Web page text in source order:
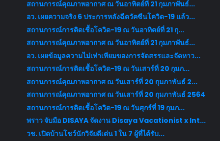
สถานการณ์คุณภาพอากาศ ณ วันอาทิตย์ที่ 21 กุมภาพันธ์...
อว. เผยความจริง 6 ประการหลังฉีดวัคซีนโควิด-19 แล้ว...
สถานการณ์การติดเชื้อโควิด-19 ณ วันอาทิตย์ที่ 21 กุ...
สถานการณ์คุณภาพอากาศ ณ วันอาทิตย์ที่ 21 กุมภาพันธ์...
อว. เผยข้อมูลความไม่เท่าเทียมของการจัดสรรและจัดหาว...
สถานการณ์การติดเชื้อโควิด-19 ณ วันเสาร์ที่ 20 กุมภ...
สถานการณ์คุณภาพอากาศ ณ วันเสาร์ที่ 20 กุมภาพันธ์ 2...
สถานการณ์คุณภาพอากาศ ณ วันเสาร์ที่ 20 กุมภาพันธ์ 2564
สถานการณ์การติดเชื้อโควิด-19 ณ วันศุกร์ที่ 19 กุมภ...
พราว จับมือ DISAYA จัดงาน Disaya Vacationist x Int...
วช. เปิดบ้านโชว์นักวิจัยดีเด่น 1 ใน 7 ผู้ที่ได้รับ...